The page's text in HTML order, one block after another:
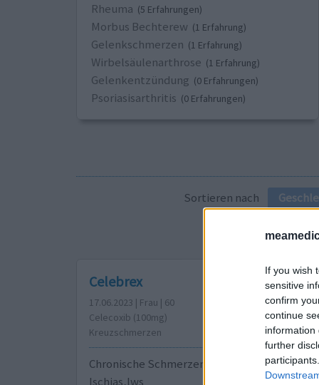
If you wish
sensitive
confirm
continue
information
further
Rheuma (5 Erfahrungen)
Morbus Bechterew (1 Erfahrung)
Gelenkschmerzen (1 Erfahrung)
Wirbelsäulenarthrose (1 Erfahrung)
Gelenkentzündung (0 Erfahrungen)
Psoriasisarthritis (0 Erfahrungen)
Sortieren nach
Celebrex
17.06.2023 | Frau | 60
Celecoxib (100mg)
Kreuzschmerzen
Chronische Schmerzen,wie morgen
Ischias,lws